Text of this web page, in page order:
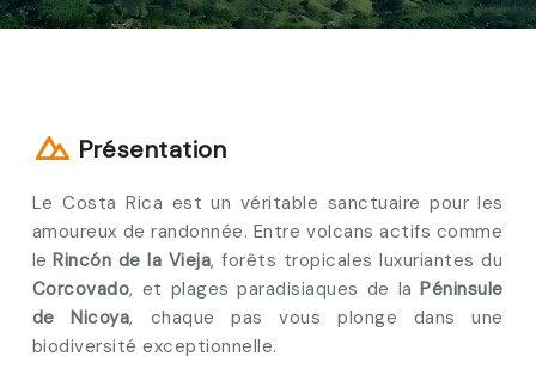
Présentation
Le Costa Rica est un véritable sanctuaire pour les
amoureux de randonnée. Entre volcans actifs comme
leRincón de la Vieja, forêts tropicales luxuriantes du
Corcovado, et plages paradisiaques de laPéninsule
de Nicoya, chaque pas vous plonge dans une
biodiversité exceptionnelle.